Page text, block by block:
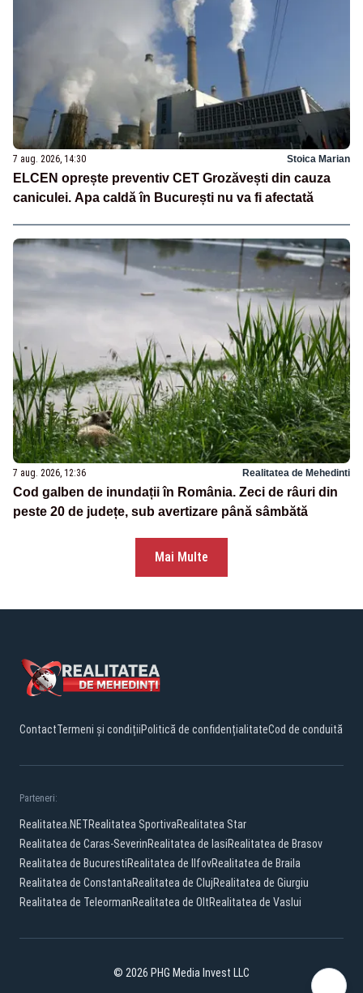
7 aug. 2026, 14:30 Stoica Marian
ELCEN oprește preventiv CET Grozăvești din cauza
caniculei. Apa caldă în București nu va fi afectată
7 aug. 2026, 12:36 Realitatea de Mehedinti
Cod galben de inundații în România. Zeci de râuri din
peste 20 de județe, sub avertizare până sâmbătă
Mai Multe
ContactTermeni și condițiiPolitică de confidențialitateCod de conduită
Parteneri:
Realitatea.NETRealitatea SportivaRealitatea Star
Realitatea de Caras-SeverinRealitatea de IasiRealitatea de Brasov
Realitatea de BucurestiRealitatea de IlfovRealitatea de Braila
Realitatea de ConstantaRealitatea de ClujRealitatea de Giurgiu
Realitatea de TeleormanRealitatea de OltRealitatea de Vaslui
© 2026 PHG Media Invest LLC